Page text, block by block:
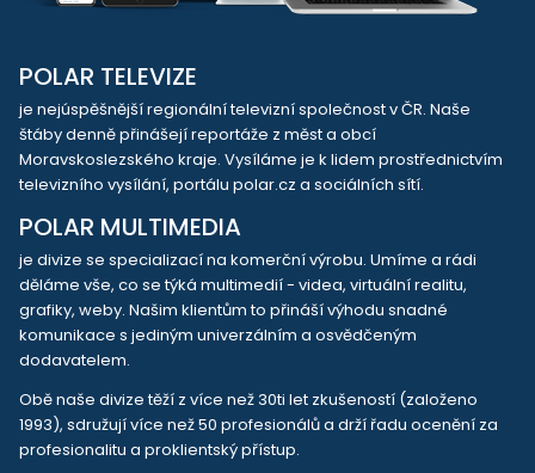
POLAR TELEVIZE
je nejúspěšnější regionální televizní společnost v ČR. Naše
štáby denně přinášejí reportáže z měst a obcí
Moravskoslezského kraje. Vysíláme je k lidem prostřednictvím
televizního vysílání, portálu polar.cz a sociálních sítí.
POLAR MULTIMEDIA
je divize se specializací na komerční výrobu. Umíme a rádi
děláme vše, co se týká multimedií - videa, virtuální realitu,
grafiky, weby. Našim klientům to přináší výhodu snadné
komunikace s jediným univerzálním a osvědčeným
dodavatelem.
Obě naše divize těží z více než 30ti let zkušeností (založeno
1993), sdružují více než 50 profesionálů a drží řadu ocenění za
profesionalitu a proklientský přístup.